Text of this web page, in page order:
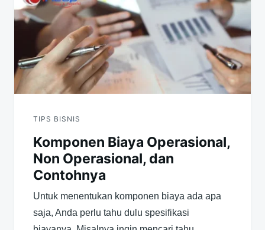
TIPS BISNIS
Komponen Biaya Operasional,
Non Operasional, dan
Contohnya
Untuk menentukan komponen biaya ada apa
saja, Anda perlu tahu dulu spesifikasi